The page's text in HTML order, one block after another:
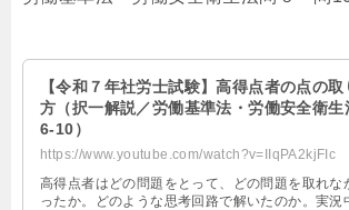
【令和７年社労士試験】高得点者の点の取
方（択一解説／労働基準法・労働安全衛生
6-10）
https://www.youtube.com/watch?v=IIqPA2kjFIc
高得点者はどの問題をとって、どの問題を取れな
ったか。どのような思考回路で解いたのか。実況